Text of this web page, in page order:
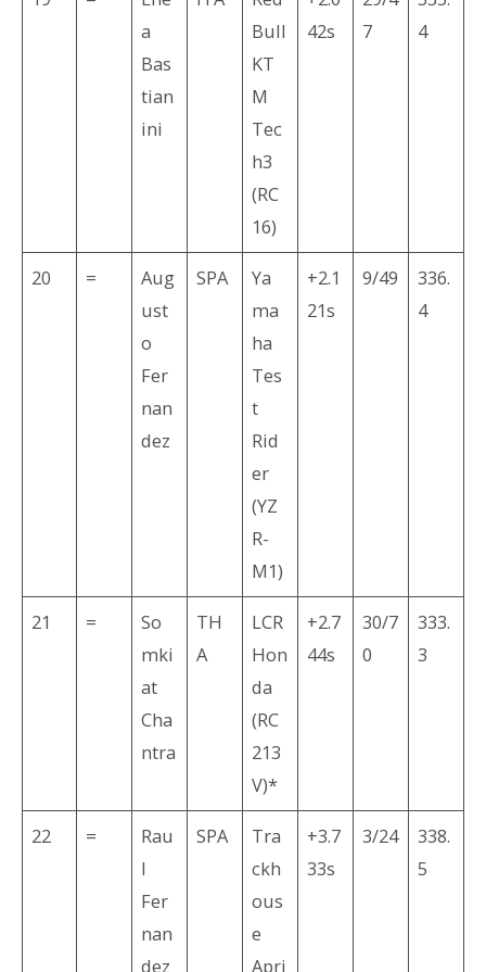
a
Bas
tian
ini
Bull
KT
M
Tec
h3
(RC
16)
42s
7
4
20 =
Aug
ust
o
Fer
nan
dez
SPA
Ya
ma
ha
Tes
t
Rid
er
(YZ
R-
M1)
+2.1
21s
9/49
336.
4
21 =
So
mki
at
Cha
ntra
TH
A
LCR
Hon
da
(RC
213
V)*
+2.7
44s
30/7
0
333.
3
22 =
Rau
l
Fer
nan
dez
SPA
Tra
ckh
ous
e
Apri
+3.7
33s
3/24
338.
5